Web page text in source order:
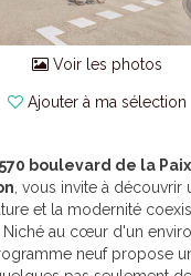
Voir les photos
Ajouter à ma sélection
570 boulevard de la
, vous invite à découvrir
et la modernité
Niché au cœur d'un
neuf propose